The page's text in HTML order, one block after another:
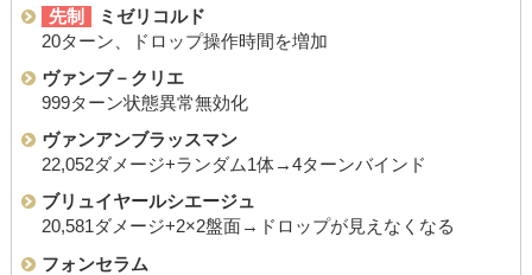
先制
ミゼリコルド
20ターン、ドロップ操作時間を増加
ヴァンブ－クリエ
999ターン状態異常無効化
ヴァンアンブラッスマン
22,052ダメージ+ランダム1体→4ターンバインド
ブリュイヤールシエージュ
20,581ダメージ+2×2盤面→ドロップが見えなくなる
フォンセラム